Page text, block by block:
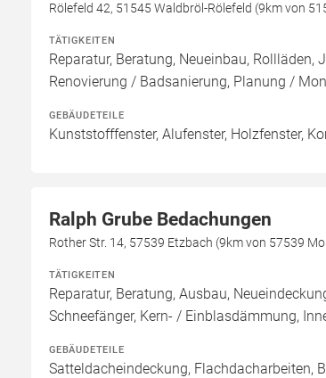
Rölefeld 42, 51545 Waldbröl-Rölefeld (9km von
TÄTIGKEITEN
Reparatur, Beratung, Neueinbau,
Renovierung / Badsanierung, Planung /
GEBÄUDETEILE
Kunststofffenster, Alufenster, Holzfenster,
Ralph Grube Bedachungen
Rother Str. 14, 57539 Etzbach (9km von 57539
TÄTIGKEITEN
Reparatur, Beratung, Ausbau,
Schneefänger, Kern- / Einblasdämmung,
GEBÄUDETEILE
Satteldacheindeckung, Flachdacharbeiten,